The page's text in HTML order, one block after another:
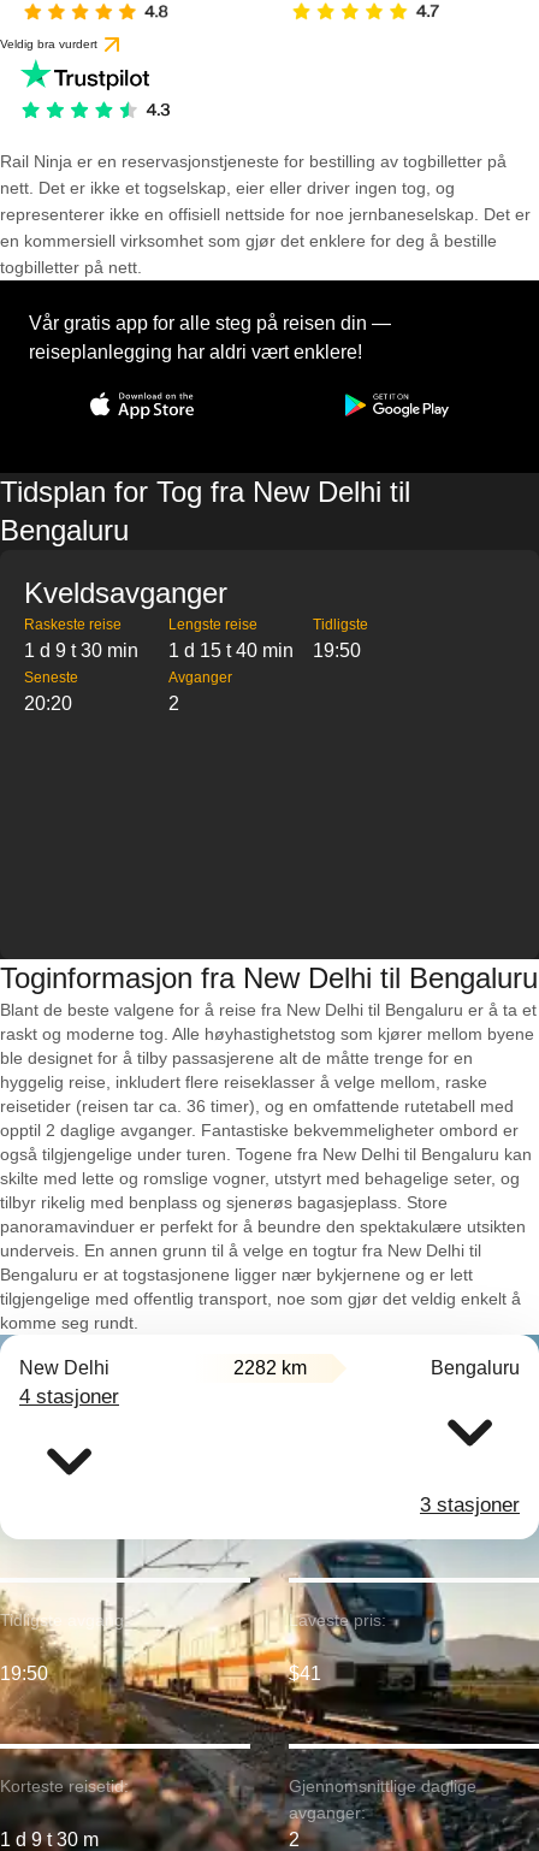
Veldig bra vurdert
Rail Ninja er en reservasjons­tjeneste for bestilling av togbilletter på
nett. Det er ikke et togselskap, eier eller driver ingen tog, og
representerer ikke en offisiell nettside for noe jernbaneselskap. Det er
en kommersiell virksomhet som gjør det enklere for deg å bestille
togbilletter på nett.
Vår gratis app for alle steg på reisen din —
reiseplanlegging har aldri vært enklere!
Tidsplan for Tog fra New Delhi til
Bengaluru
Kveldsavganger
Raskeste reise
1 d 9 t 30 min
Lengste reise
1 d 15 t 40 min
Tidligste
19:50
Seneste
20:20
Avganger
2
Toginformasjon fra New Delhi til Bengaluru
Blant de beste valgene for å reise fra New Delhi til Bengaluru er å ta et
raskt og moderne tog. Alle høyhastighetstog som kjører mellom byene
ble designet for å tilby passasjerene alt de måtte trenge for en
hyggelig reise, inkludert flere reiseklasser å velge mellom, raske
reisetider (reisen tar ca. 36 timer), og en omfattende rutetabell med
opptil 2 daglige avganger. Fantastiske bekvemmeligheter ombord er
også tilgjengelige under turen. Togene fra New Delhi til Bengaluru kan
skilte med lette og romslige vogner, utstyrt med behagelige seter, og
tilbyr rikelig med benplass og sjenerøs bagasjeplass. Store
panoramavinduer er perfekt for å beundre den spektakulære utsikten
underveis. En annen grunn til å velge en togtur fra New Delhi til
Bengaluru er at togstasjonene ligger nær bykjernene og er lett
tilgjengelige med offentlig transport, noe som gjør det veldig enkelt å
komme seg rundt.
New Delhi 2282 km Bengaluru
4 stasjoner
3 stasjoner
Korteste reisetid:
1 d 9 t 30 m
Tidligste avgang:
19:50
Laveste pris:
$41
Gjennomsnittlige daglige
avganger:
2